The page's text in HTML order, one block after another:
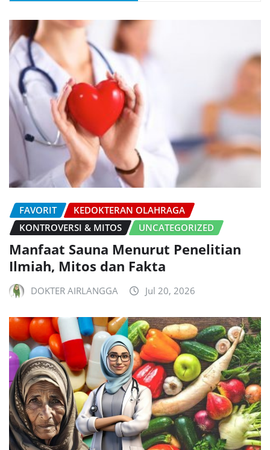
FAVORIT
KEDOKTERAN OLAHRAGA
KONTROVERSI & MITOS
UNCATEGORIZED
Manfaat Sauna Menurut Penelitian
Ilmiah, Mitos dan Fakta
DOKTER AIRLANGGA Jul 20, 2026